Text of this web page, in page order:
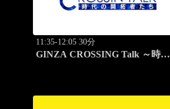
11:35-12:05 30分
GINZA CROSSING Talk ～時代